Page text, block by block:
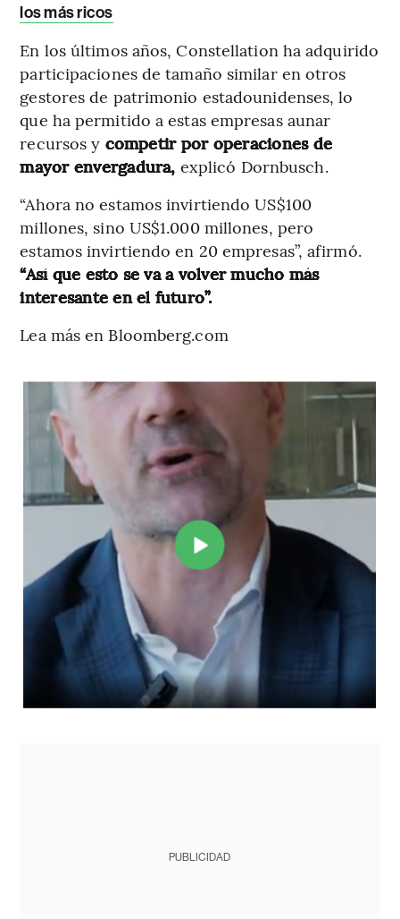
los más ricos
En los últimos años, Constellation ha adquirido
participaciones de tamaño similar en otros
gestores de patrimonio estadounidenses, lo
que ha permitido a estas empresas aunar
recursos y competir por operaciones de
mayor envergadura, explicó Dornbusch.
“Ahora no estamos invirtiendo US$100
millones, sino US$1.000 millones, pero
estamos invirtiendo en 20 empresas”, afirmó.
“Así que esto se va a volver mucho más
interesante en el futuro”.
Lea más en Bloomberg.com
PUBLICIDAD